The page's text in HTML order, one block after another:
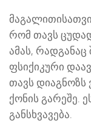
რომ თავს
ამას, რადგანაც
ფსიქიკური
თავს დიაგნოზს
ქონის გარეშე.
განსხვავება.